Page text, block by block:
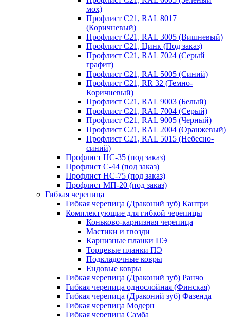
мох)
Профлист С21, RAL 8017
(Коричневый)
Профлист С21, RAL 3005 (Вишневый)
Профлист С21, Цинк (Под заказ)
Профлист С21, RAL 7024 (Серый
графит)
Профлист С21, RAL 5005 (Синий)
Профлист С21, RR 32 (Темно-
Коричневый)
Профлист С21, RAL 9003 (Белый)
Профлист С21, RAL 7004 (Серый)
Профлист С21, RAL 9005 (Черный)
Профлист С21, RAL 2004 (Оранжевый)
Профлист С21, RAL 5015 (Небесно-
синий)
Профлист НС-35 (под заказ)
Профлист С-44 (под заказ)
Профлист НС-75 (под заказ)
Профлист МП-20 (под заказ)
Гибкая черепица
Гибкая черепица (Драконий зуб) Кантри
Комплектующие для гибкой черепицы
Коньково-карнизная черепица
Мастики и гвозди
Карнизные планки ПЭ
Торцевые планки ПЭ
Подкладочные ковры
Ендовые ковры
Гибкая черепица (Драконий зуб) Ранчо
Гибкая черепица однослойная (Финская)
Гибкая черепица (Драконий зуб) Фазенда
Гибкая черепица Модерн
Гибкая черепица Самба